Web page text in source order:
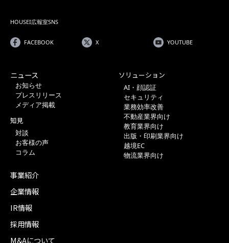
HOUSEI広報室SNS
FACEBOOK X YOUTUBE
ニュース
お知らせ
プレスリリース
メディア掲載
知見
対談
お客様の声
コラム
ソリューション
AI・顔認証
セキュリティ
業務効率改善
不動産業界向け
教育業界向け
出版・印刷業界向け
越境EC
物流業界向け
事業紹介
企業情報
IR情報
採用情報
M&Aについて